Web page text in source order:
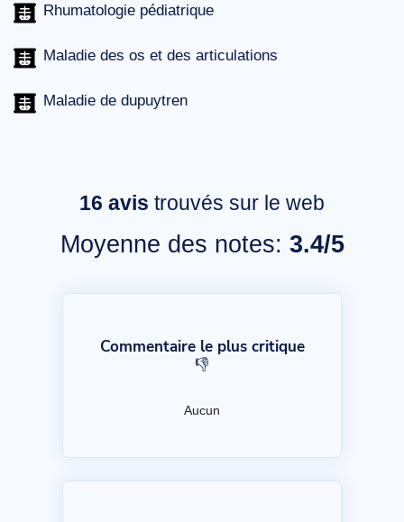
Rhumatologie pédiatrique
Maladie des os et des articulations
Maladie de dupuytren
16 avis trouvés sur le web
Moyenne des notes: 3.4/5
Commentaire le plus critique
👎
Aucun